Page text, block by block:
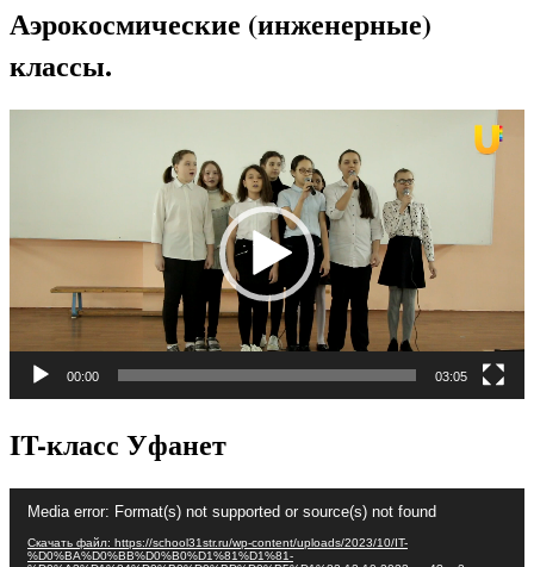
Аэрокосмические (инженерные)
классы.
00:00 03:05
IT-класс Уфанет
Видеоплеер
Media error: Format(s) not supported or source(s) not found
Скачать файл: https://school31str.ru/wp-content/uploads/2023/10/IT-
%D0%BA%D0%BB%D0%B0%D1%81%D1%81-